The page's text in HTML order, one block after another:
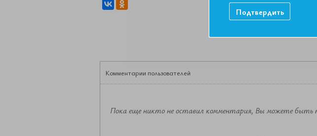
Комментарии пользователей
Пока еще никто не оставил комментария, Вы можете быть
Подтвердить